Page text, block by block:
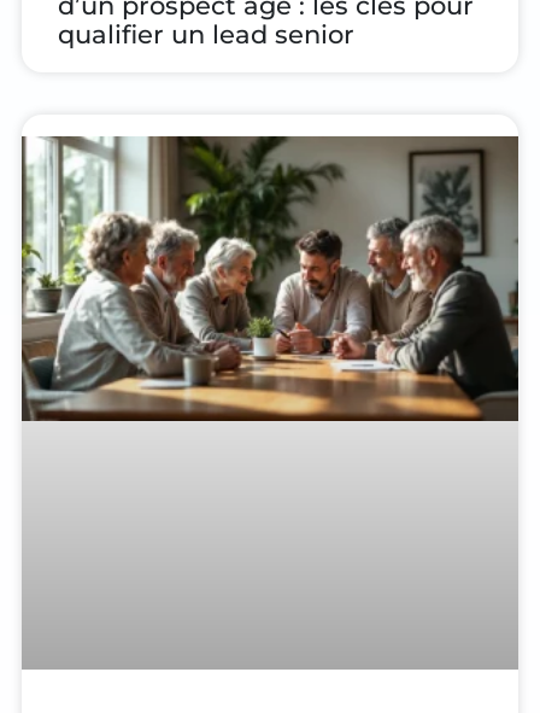
qualifier un lead senior